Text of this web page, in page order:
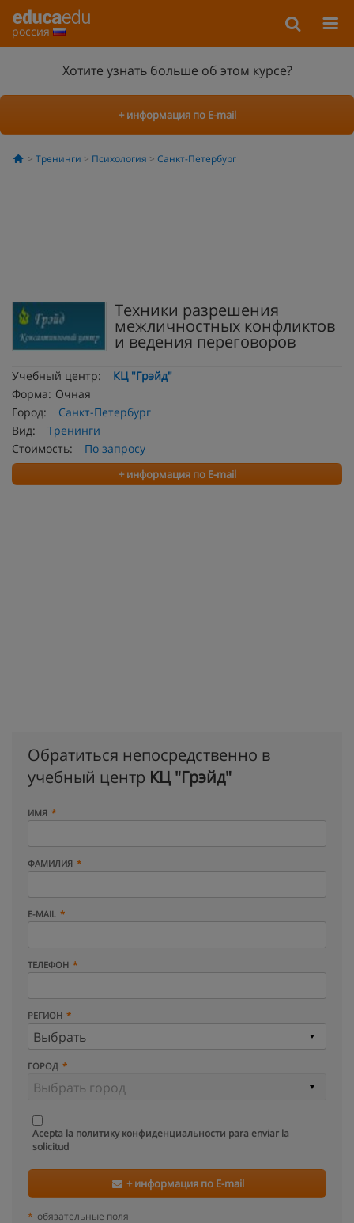
россия
Хотите узнать больше об этом курсе?
+ информация по E-mail
Тренинги Психология Санкт-Петербург
Техники разрешения
межличностных конфликтов
и ведения переговоров
Учебный центр:
КЦ "Грэйд"
Форма: Очная
Город:
Санкт-Петербург
Вид:
Тренинги
Стоимость:
По запросу
+ информация по E-mail
Обратиться непосредственно в
учебный центр КЦ "Грэйд"
ИМЯ
ФАМИЛИЯ
E-MAIL
ТЕЛЕФОН
РЕГИОН
ГОРОД
Acepta la политику конфиденциальности para enviar la
solicitud
+ информация по E-mail
* обязательные поля